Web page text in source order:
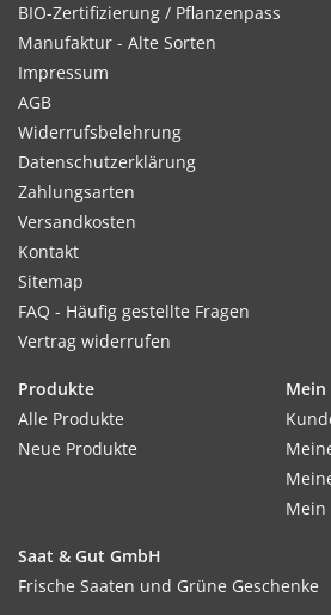
BIO-Zertifizierung / Pflanzenpass
Manufaktur - Alte Sorten
Impressum
AGB
Widerrufsbelehrung
Datenschutzerklärung
Zahlungsarten
Versandkosten
Kontakt
Sitemap
FAQ - Häufig gestellte Fragen
Vertrag widerrufen
Produkte
Alle Produkte
Neue Produkte
Mein
Saat & Gut GmbH
Frische Saaten und Grüne Geschenke